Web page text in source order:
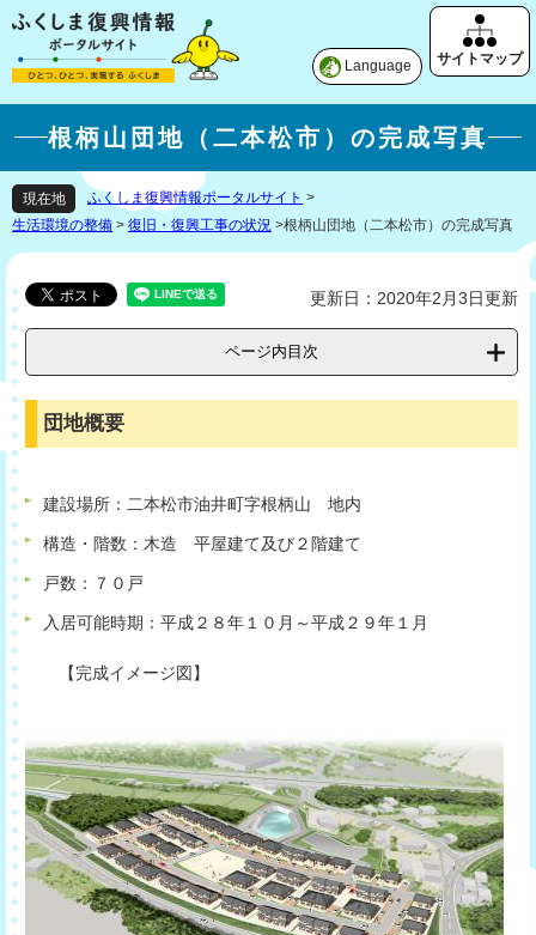
Language
根柄山団地（二本松市）の完成写真
現在地 ふくしま復興情報ポータルサイト >
生活環境の整備 > 復旧・復興工事の状況 >根柄山団地（二本松市）の完成写真
更新日：2020年2月3日更新
ページ内目次
団地概要
建設場所：二本松市油井町字根柄山 地内
構造・階数：木造 平屋建て及び２階建て
戸数：７０戸
入居可能時期：平成２８年１０月～平成２９年１月
【完成イメージ図】